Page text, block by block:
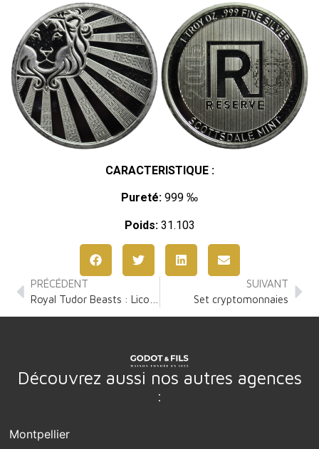
CARACTERISTIQUE :
Pureté: 999 ‰
Poids:31.103
PRÉCÉDENT
SUIVANT
Set cryptomonnaies
Découvrez aussi nos autres agences
:
Montpellier